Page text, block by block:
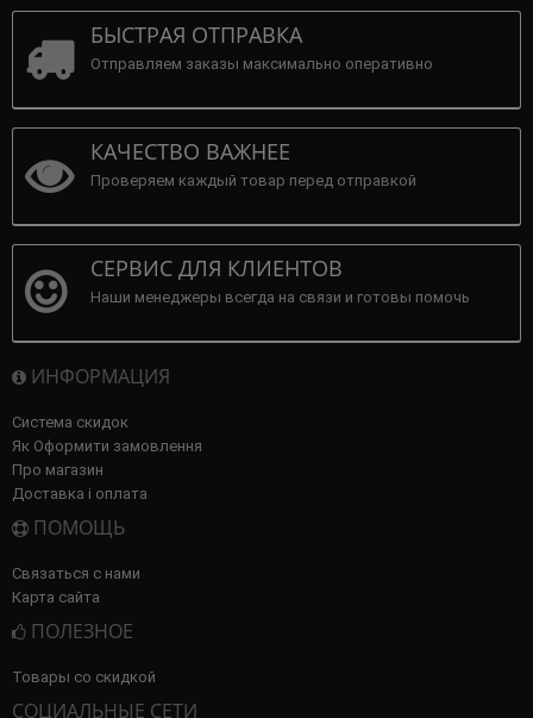
БЫСТРАЯ ОТПРАВКА
Отправляем заказы максимально оперативно
КАЧЕСТВО ВАЖНЕЕ
Проверяем каждый товар перед отправкой
СЕРВИС ДЛЯ КЛИЕНТОВ
Наши менеджеры всегда на связи и готовы помочь
ИНФОРМАЦИЯ
Система скидок
Як Оформити замовлення
Про магазин
Доставка і оплата
ПОМОЩЬ
Связаться с нами
Карта сайта
ПОЛЕЗНОЕ
Товары со скидкой
СОЦИАЛЬНЫЕ СЕТИ